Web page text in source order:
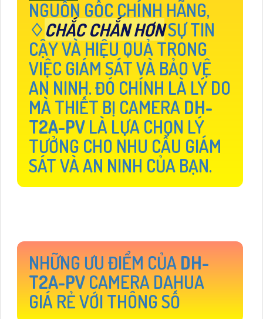
NGUỒN GỐC CHÍNH HÃNG,
♢CHẮC CHẮN HƠNSỰ TIN
CẬY VÀ HIỆU QUẢ TRONG
VIỆC GIÁM SÁT VÀ BẢO VỆ
AN NINH. ĐÓ CHÍNH LÀ LÝ DO
MÀ THIẾT BỊ CAMERA DH-
T2A-PV LÀ LỰA CHỌN LÝ
TƯỞNG CHO NHU CẦU GIÁM
SÁT VÀ AN NINH CỦA BẠN.
NHỮNG ƯU ĐIỂM CỦA DH-
T2A-PV CAMERA DAHUA
GIÁ RẺ VỚI THÔNG SỐ